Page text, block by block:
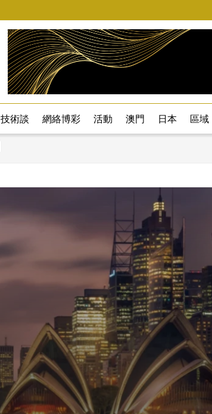
技術談 網絡博彩 活動 澳門 日本 區域